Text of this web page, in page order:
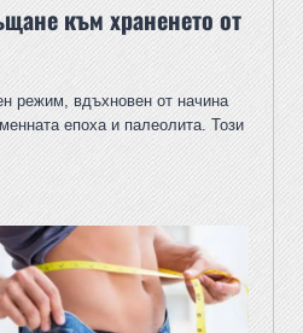
към храненето от
режим, вдъхновен от начина
епоха и палеолита. Този